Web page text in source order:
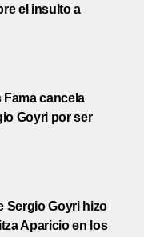
el insulto a
cancela
Goyri por ser
Sergio Goyri hizo
Aparicio en los